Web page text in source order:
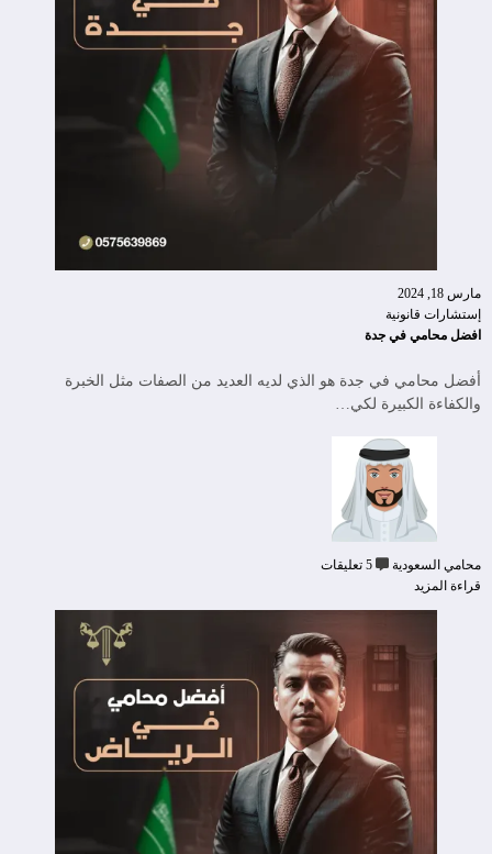
مارس 18, 2024
إستشارات قانونية
افضل محامي في جدة
أفضل محامي في جدة هو الذي لديه العديد من الصفات مثل الخبرة
والكفاءة الكبيرة لكي…
محامي السعودية
5 تعليقات
قراءة المزيد